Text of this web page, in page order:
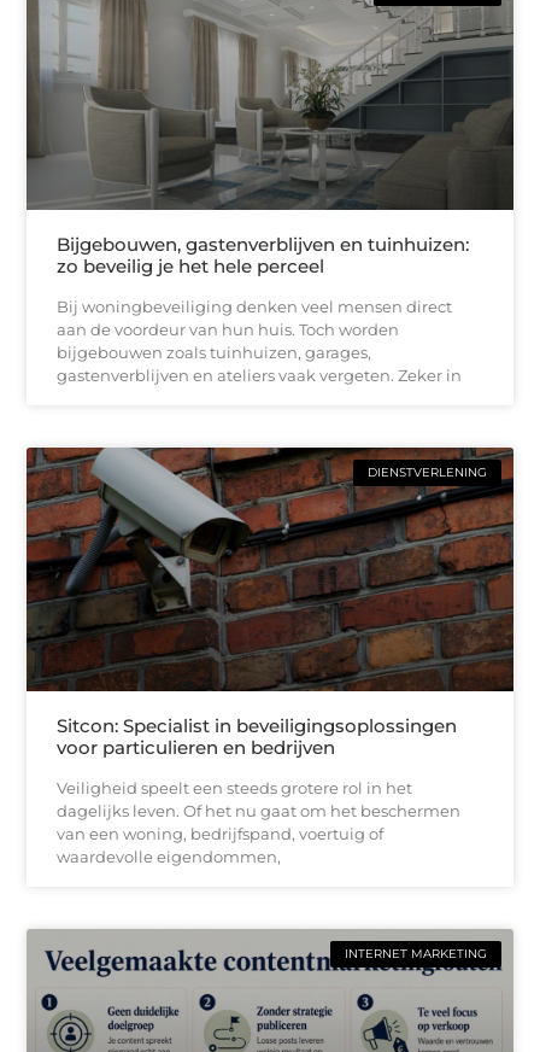
Bijgebouwen, gastenverblijven en tuinhuizen:
zo beveilig je het hele perceel
Bij woningbeveiliging denken veel mensen direct
aan de voordeur van hun huis. Toch worden
bijgebouwen zoals tuinhuizen, garages,
gastenverblijven en ateliers vaak vergeten. Zeker in
DIENSTVERLENING
Sitcon: Specialist in beveiligingsoplossingen
voor particulieren en bedrijven
Veiligheid speelt een steeds grotere rol in het
dagelijks leven. Of het nu gaat om het beschermen
van een woning, bedrijfspand, voertuig of
waardevolle eigendommen,
INTERNET MARKETING